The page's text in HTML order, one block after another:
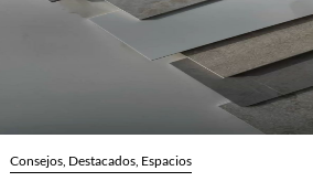
Consejos, Destacados, Espacios